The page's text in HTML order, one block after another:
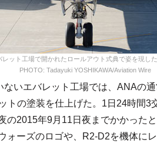
ット工場で開かれたロールアウト式典で姿を現し
PHOTO: Tadayuki YOSHIKAWA/Aviation Wire
いエバレット工場では、ANAの
トの塗装を仕上げた。1日24時間3
の2015年9月11日夜までかかった
ォーズのロゴや、R2-D2を機体に